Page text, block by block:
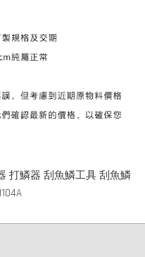
打鱗器 刮魚鱗工具 刮魚鱗